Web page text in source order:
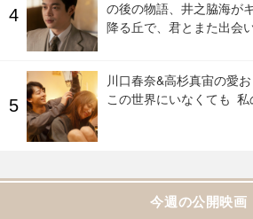
の後の物語、井之脇海が
降る丘で、君とまた出会
川口春奈&高杉真宙の愛
この世界にいなくても
今週の公開映画